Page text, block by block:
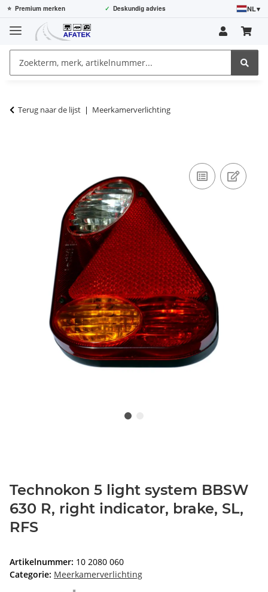
⭐ Premium merken ✓ Deskundig advies NL▾
Terug naar de lijst Meerkamerverlichting
Technokon 5 light system BBSW
630 R, right indicator, brake, SL,
RFS
Artikelnummer: 10 2080 060
Categorie: Meerkamerverlichting